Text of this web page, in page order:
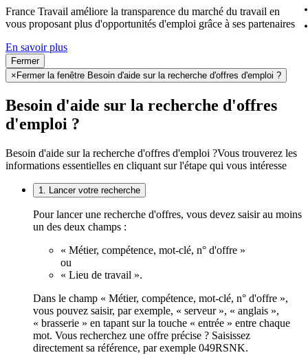
France Travail améliore la transparence du marché du travail en
vous proposant plus d'opportunités d'emploi grâce à ses partenaires
En savoir plus
Fermer
× Fermer la fenêtre Besoin d'aide sur la recherche d'offres d'emploi ?
Besoin d'aide sur la recherche d'offres
d'emploi ?
Besoin d'aide sur la recherche d'offres d'emploi ?Vous trouverez les
informations essentielles en cliquant sur l'étape qui vous intéresse
1. Lancer votre recherche
Pour lancer une recherche d'offres, vous devez saisir au moins
un des deux champs :
« Métier, compétence, mot-clé, n° d'offre »
ou
« Lieu de travail ».
Dans le champ « Métier, compétence, mot-clé, n° d'offre »,
vous pouvez saisir, par exemple, « serveur », « anglais »,
« brasserie » en tapant sur la touche « entrée » entre chaque
mot. Vous recherchez une offre précise ? Saisissez
directement sa référence, par exemple 049RSNK.